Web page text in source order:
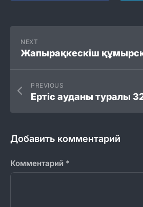
NEXT
PREVIOUS
Добавить комментарий
Комментарий *